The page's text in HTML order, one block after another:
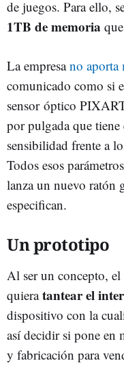
de juegos. Para ello,
1TB de memoria
La empresano aporta
comunicado como si
sensor óptico
por pulgada que
sensibilidad frente a
Todos esos
lanza un nuevo ratón
especifican.
Un prototipo
Al ser un concepto,
quieratantear el
dispositivo con la
así decidir si pone en
y fabricación para